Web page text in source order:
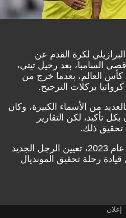
لكرة القدم عن
السامبا، بعد رحيل تيتي،
العالم، بعدما خرج من
بركلات الترجيح.
من الأسماء الكبيرة، وكان
تأكيد، لكن التقارير
تحقيق ذلك.
وفي كل الأحوال، سيشهد عام 2023، تعيين الرجل الجديد
رحلة تحقيق المونديال